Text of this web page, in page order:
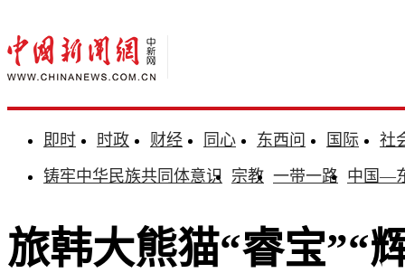
即时 时政 财经 同心 东西问 国际
社
铸牢中华民族共同体意识 宗教 一带一路 中国—
旅韩大熊猫“睿宝”“